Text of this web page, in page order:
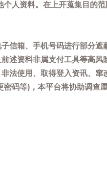
人资料。在上开蒐集目的
信箱、手机号码进行部分
述资料非属支付工具等高
法使用、取得登入资讯、
码等)，本平台将协助调查